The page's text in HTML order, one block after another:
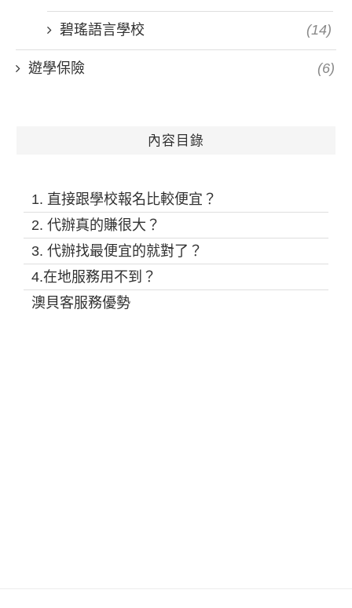
碧瑤語言學校 (14)
遊學保險 (6)
內容目錄
1. 直接跟學校報名比較便宜？
2. 代辦真的賺很大？
3. 代辦找最便宜的就對了？
4.在地服務用不到？
澳貝客服務優勢